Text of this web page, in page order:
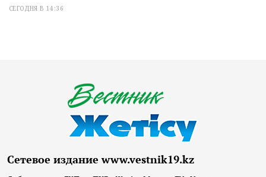
СЕГОДНЯ В 14:36
Сетевое издание www.vestnik19.kz